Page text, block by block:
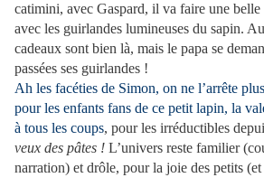
catimini, avec Gaspard, il va faire une belle
avec les guirlandes lumineuses du sapin.
cadeaux sont bien là, mais le papa se
passées ses guirlandes !
Ah les facéties de Simon, on ne l’arrête
pour les enfants fans de ce petit lapin, la
à tous les coups, pour les irréductibles
veux des pâtes ! L’univers reste familier
narration) et drôle, pour la joie des petits (et